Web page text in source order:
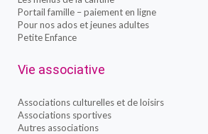
Portail famille – paiement en ligne
Pour nos ados et jeunes adultes
Petite Enfance
Vie associative
Associations culturelles et de loisirs
Associations sportives
Autres associations